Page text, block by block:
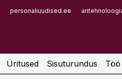
personaliuudised.ee
Üritused Sisuturundus Töö